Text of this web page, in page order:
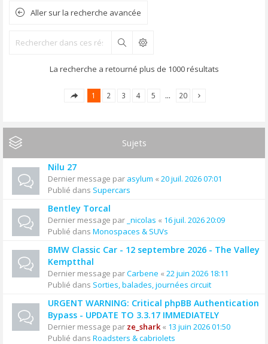
Aller sur la recherche avancée
Rechercher
La recherche a retourné plus de 1000 résultats
1 2 3 4 5 … 20
Sujets
Nilu 27
Dernier message par asylum « 20 juil. 2026 07:01
Publié dans Supercars
Bentley Torcal
Dernier message par _nicolas « 16 juil. 2026 20:09
Publié dans Monospaces & SUVs
BMW Classic Car - 12 septembre 2026 - The Valley
Kemptthal
Dernier message parCarbene « 22 juin 2026 18:11
Publié dans Sorties, balades, journées circuit
URGENT WARNING: Critical phpBB Authentication
Bypass - UPDATE TO 3.3.17 IMMEDIATELY
Dernier message par ze_shark« 13 juin 2026 01:50
Publié dans Roadsters & cabriolets